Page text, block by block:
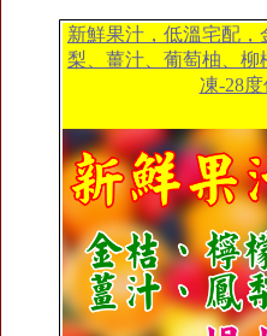
新鮮果汁，低溫宅配
梨、薑汁、葡萄柚、
凍-28